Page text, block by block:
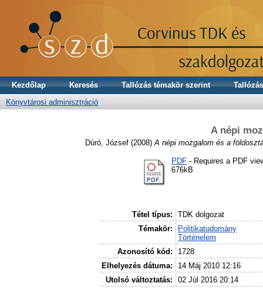
Kezdőlap Keresés Tallózás témakör szerint
Könyvtárosi adminisztráció
A népi
Dúró, József(2008) A népi mozgalom és a
PDF - Requires a PDF
676kB
Tétel típus:
TDK dolgozat
Témakör:
Politikatudomány
Történelem
Azonosító kód:
1728
Elhelyezés dátuma:
14 Máj 2010 12:16
Utolsó változtatás:
02 Júl 2016 20:14